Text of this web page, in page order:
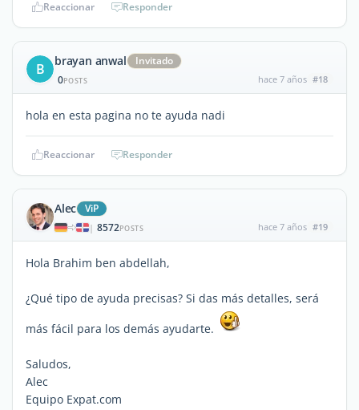
Reaccionar Responder
B brayan anwal
Invitado
0POSTS hace 7 años #18
hola en esta pagina no te ayuda nadi
Reaccionar Responder
Alec ViP
| 8572POSTS hace 7 años #19
Hola Brahim ben abdellah,
¿Qué tipo de ayuda precisas? Si das más detalles, será
más fácil para los demás ayudarte.
Saludos,
Alec
Equipo Expat.com